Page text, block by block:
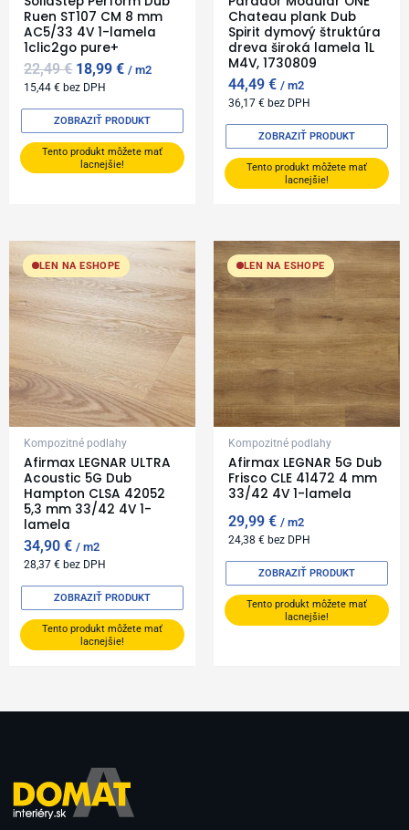
Ruen ST107 CM 8 mm
AC5/33 4V 1-lamela
1clic2go pure+
22,49€ 18,99€ m2
15,44€ bez DPH
Tento produkt môžete mať
lacnejšie!
ZOBRAZIŤ PRODUKT
Chateau plank Dub
Spirit dymový štruktúra
dreva široká lamela 1L
M4V, 1730809
44,49€ m2
36,17€ bez DPH
Tento produkt môžete mať
lacnejšie!
ZOBRAZIŤ PRODUKT
LEN NA ESHOPE
Kompozitné podlahy
Afirmax LEGNAR ULTRA
Acoustic 5G Dub
Hampton CLSA 42052
5,3 mm 33/42 4V 1-
lamela
34,90€ m2
28,37€ bez DPH
Tento produkt môžete mať
lacnejšie!
ZOBRAZIŤ PRODUKT
LEN NA ESHOPE
Kompozitné podlahy
Afirmax LEGNAR 5G Dub
Frisco CLE 41472 4 mm
33/42 4V 1-lamela
29,99€ m2
24,38€ bez DPH
Tento produkt môžete mať
lacnejšie!
ZOBRAZIŤ PRODUKT